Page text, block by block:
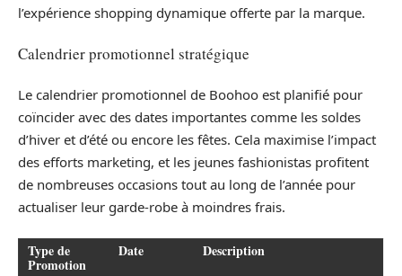
l’expérience shopping dynamique offerte par la marque.
Calendrier promotionnel stratégique
Le calendrier promotionnel de Boohoo est planifié pour
coïncider avec des dates importantes comme les soldes
d’hiver et d’été ou encore les fêtes. Cela maximise l’impact
des efforts marketing, et les jeunes fashionistas profitent
de nombreuses occasions tout au long de l’année pour
actualiser leur garde-robe à moindres frais.
Type de
Promotion
Date Description